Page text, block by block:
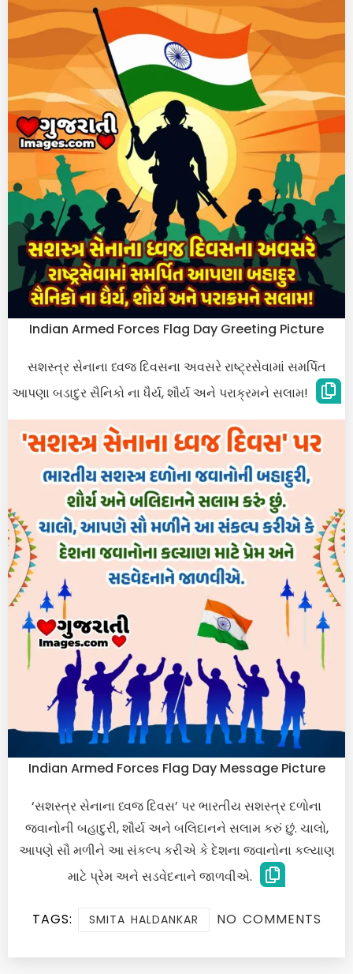
Indian Armed Forces Flag Day Greeting Picture
સશસ્ત્ર સેનાના ધ્વજ દિવસના અવસરે રાષ્ટ્રસેવામાં સમર્પિત
આપણા બડાદુર સૈનિકો ના ધૈર્ય, શૌર્ય અને પરાક્રમને સલામ!
Indian Armed Forces Flag Day Message Picture
‘સશસ્ત્ર સેનાના ધ્વજ દિવસ’ પર ભારતીય સશસ્ત્ર દળોના
જવાનોની બહાદુરી, શૌર્ય અને બલિદાનને સલામ કરું છું. ચાલો,
આપણે સૌ મળીને આ સંકલ્પ કરીએ કે દેશના જવાનોના કલ્યાણ
માટે પ્રેમ અને સડવેદનાને જાળવીએ.
TAGS: SMITA HALDANKAR NO COMMENTS